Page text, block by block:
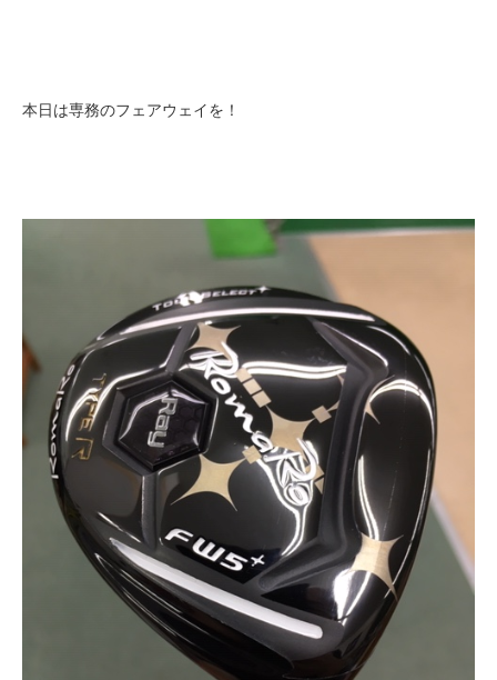
本日は専務のフェアウェイを！